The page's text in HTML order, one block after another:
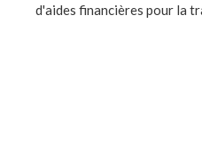
d'aides financières pour la